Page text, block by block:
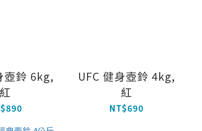
壺鈴 6kg,
UFC 健身壺鈴 4kg,
紅
NT$690